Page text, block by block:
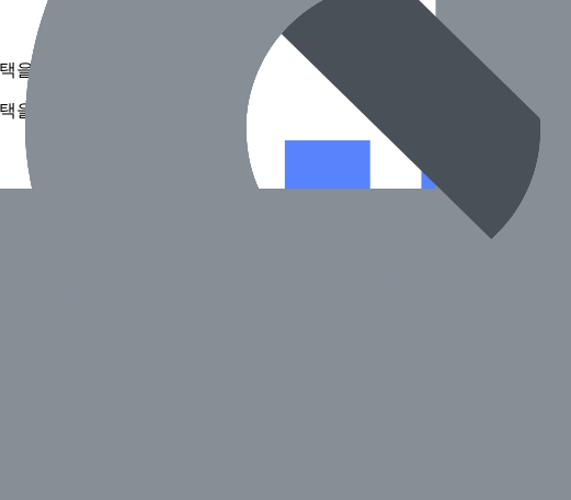
을 받아보세요
을 받아보세요